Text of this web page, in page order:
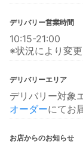
デリバリー営業時間
10:15-21:00
※状況により変
デリバリーエリア
デリバリー対象
オーダーにてお
お店からのお知らせ